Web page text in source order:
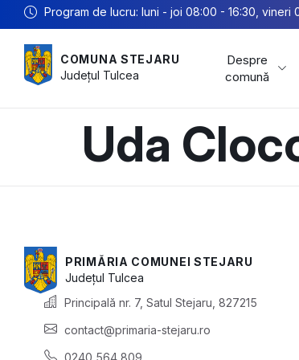
Program de lucru: luni - joi 08:00 - 16:30, vineri
COMUNA STEJARU
Județul Tulcea
Despre
comună
Uda
PRIMĂRIA COMUNEI STEJARU
Județul Tulcea
Principală nr. 7, Satul Stejaru, 827215
contact@primaria-stejaru.ro
0240 564 809